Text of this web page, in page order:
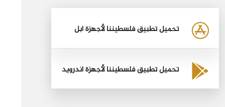
تحميل تطبيق فلسطيننا لأجهزة أبل
تحميل تطبيق فلسطيننا لأجهزة أندرويد